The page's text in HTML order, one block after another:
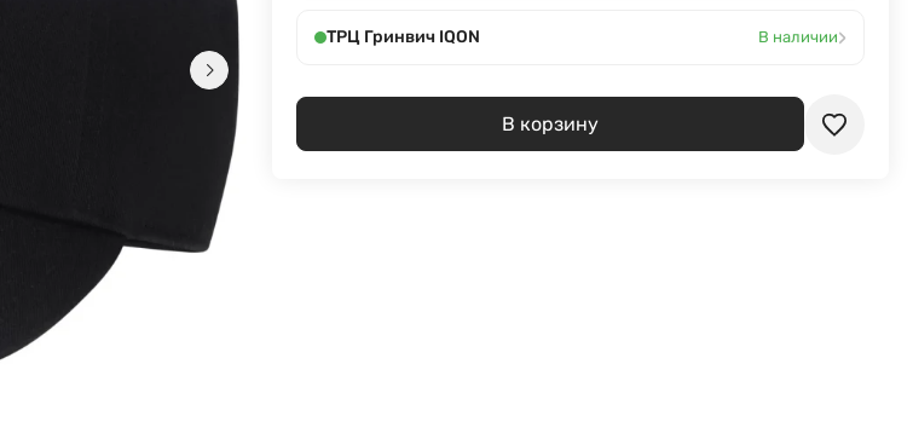
ТРЦ Гринвич IQON В наличии›
В корзину